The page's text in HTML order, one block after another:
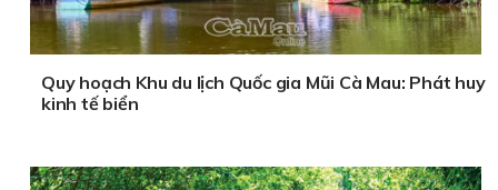
Quy hoạch Khu du lịch Quốc gia Mũi Cà Mau: Phát huy
kinh tế biển